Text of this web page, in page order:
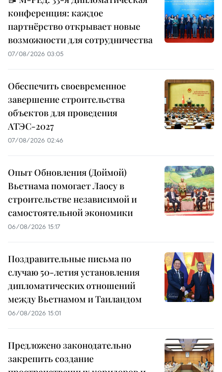
конференция: каждое
партнёрство открывает новые
возможности для сотрудничества
07/08/2026 03:05
Обеспечить своевременное
завершение строительства
объектов для проведения
АТЭС-2027
07/08/2026 02:46
Опыт Обновления (Доймой)
Вьетнама помогает Лаосу в
строительстве независимой и
самостоятельной экономики
06/08/2026 15:17
Поздравительные письма по
случаю 50-летия установления
дипломатических отношений
между Вьетнамом и Таиландом
06/08/2026 15:01
Предложено законодательно
закрепить создание